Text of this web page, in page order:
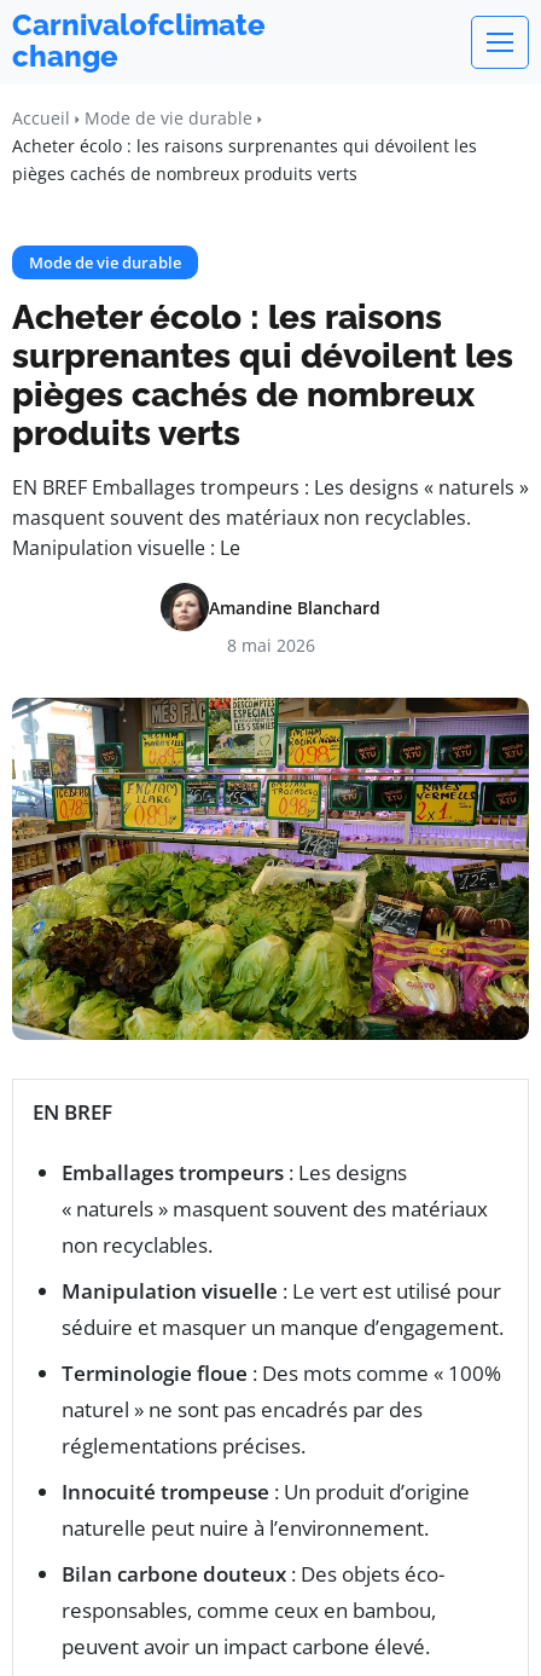
Carnivalofclimate
change
Accueil
Mode de vie durable
Acheter écolo : les raisons surprenantes qui dévoilent les
pièges cachés de nombreux produits verts
Mode de vie durable
Acheter écolo : les raisons
surprenantes qui dévoilent les
pièges cachés de nombreux
produits verts
EN BREF Emballages trompeurs : Les designs « naturels »
masquent souvent des matériaux non recyclables.
Manipulation visuelle : Le
Amandine Blanchard
8 mai 2026
EN BREF
Emballages trompeurs : Les designs
« naturels » masquent souvent des matériaux
non recyclables.
Manipulation visuelle : Le vert est utilisé pour
séduire et masquer un manque d’engagement.
Terminologie floue : Des mots comme « 100%
naturel » ne sont pas encadrés par des
réglementations précises.
Innocuité trompeuse : Un produit d’origine
naturelle peut nuire à l’environnement.
Bilan carbone douteux : Des objets éco-
responsables, comme ceux en bambou,
peuvent avoir un impact carbone élevé.